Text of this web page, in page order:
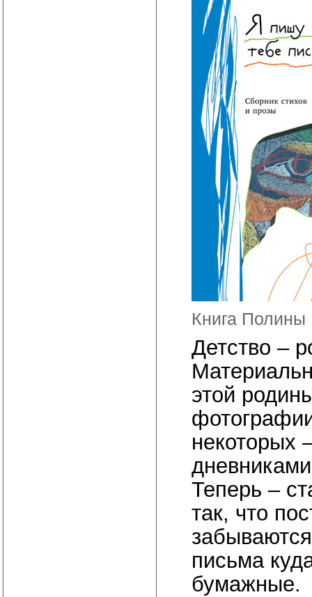
Книга
Детство –
этой
некоторых
Теперь –
так, что
письма
бумажные.